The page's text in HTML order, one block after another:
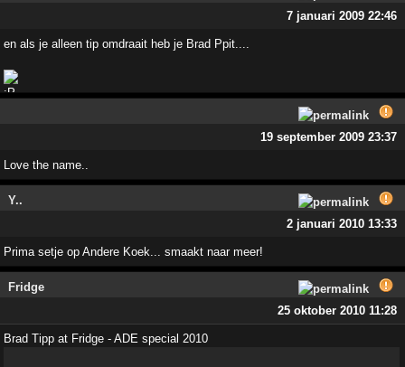
7 januari 2009 22:46
en als je alleen tip omdraait heb je Brad Ppit....
19 september 2009 23:37
Love the name..
Y..
2 januari 2010 13:33
Prima setje op Andere Koek... smaakt naar meer!
Fridge
25 oktober 2010 11:28
Brad Tipp at Fridge - ADE special 2010